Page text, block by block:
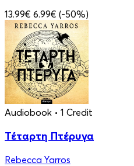
13.99€ 6.99€ (-50%)
Audiobook • 1 Credit
Τέταρτη Πτέρυγα
Rebecca Yarros